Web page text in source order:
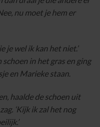
nu moet je hem er
je wel ik kan het niet.’
in het gras en ging
en Marieke staan.
haalde de schoen uit
‘Kijk ik zal het nog